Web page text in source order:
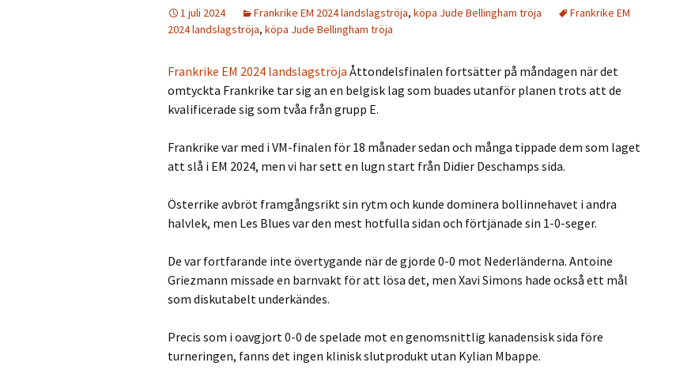
1 juli 2024 Frankrike EM 2024 landslagströja, köpa Jude Bellingham tröja
Frankrike EM
2024 landslagströja, köpa Jude Bellingham tröja
Frankrike EM 2024 landslagströja Åttondelsfinalen fortsätter på måndagen när det
omtyckta Frankrike tar sig an en belgisk lag som buades utanför planen trots att de
kvalificerade sig som tvåa från grupp E.
Frankrike var med i VM-finalen för 18 månader sedan och många tippade dem som laget
att slå i EM 2024, men vi har sett en lugn start från Didier Deschamps sida.
Österrike avbröt framgångsrikt sin rytm och kunde dominera bollinnehavet i andra
halvlek, men Les Blues var den mest hotfulla sidan och förtjänade sin 1-0-seger.
De var fortfarande inte övertygande när de gjorde 0-0 mot Nederländerna. Antoine
Griezmann missade en barnvakt för att lösa det, men Xavi Simons hade också ett mål
som diskutabelt underkändes.
Precis som i oavgjort 0-0 de spelade mot en genomsnittlig kanadensisk sida före
turneringen, fanns det ingen klinisk slutprodukt utan Kylian Mbappe.